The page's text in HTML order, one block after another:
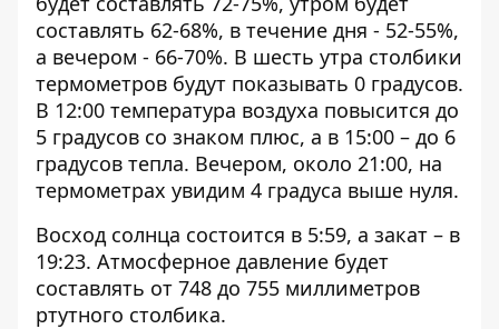
составлять 62-68%, в течение дня - 52-55%,
а вечером - 66-70%. В шесть утра столбики
термометров будут показывать 0 градусов.
В 12:00 температура воздуха повысится до
5 градусов со знаком плюс, а в 15:00 – до 6
градусов тепла. Вечером, около 21:00, на
термометрах увидим 4 градуса выше нуля.
Восход солнца состоится в 5:59, а закат – в
19:23. Атмосферное давление будет
составлять от 748 до 755 миллиметров
ртутного столбика.